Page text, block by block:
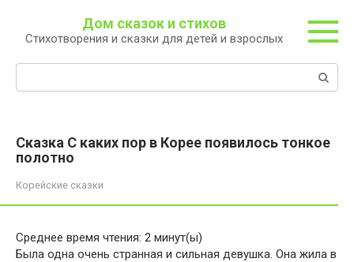
контенту
Дом сказок и стихов
Стихотворения и сказки для детей и взрослых
Сказка С каких пор в Корее появилось тонкое
полотно
Корейские сказки
Среднее время чтения: 2 минут(ы)
Была одна очень странная и сильная девушка. Она жила в